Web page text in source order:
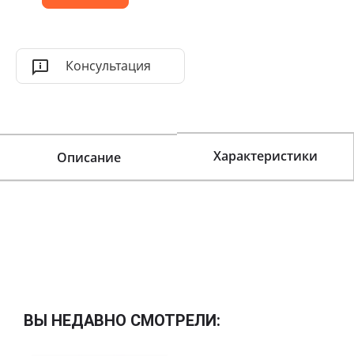
Консультация
Описание Характеристики
ВЫ НЕДАВНО СМОТРЕЛИ: